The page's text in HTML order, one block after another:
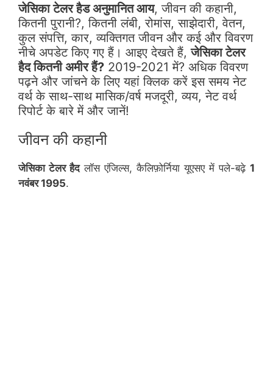
जेसिका टेलर हैड अनुमानित आय, जीवन की कहानी,
कितनी पुरानी?, कितनी लंबी, रोमांस, साझेदारी, वेतन,
कुल संपत्ति, कार, व्यक्तिगत जीवन और कई और विवरण
नीचे अपडेट किए गए हैं। आइए देखते हैं,जेसिका टेलर
हैद कितनी अमीर हैं? 2019-2021 में? अधिक विवरण
पढ़ने और जांचने के लिए यहां क्लिक करें इस समय नेट
वर्थ के साथ-साथ मासिक/वर्ष मजदूरी, व्यय, नेट वर्थ
रिपोर्ट के बारे में और जानें!
जीवन की कहानी
जेसिका टेलर हैदलॉस एंजिल्स, कैलिफ़ोर्निया यूएसए में पले-बढ़े 1
नवंबर 1995.